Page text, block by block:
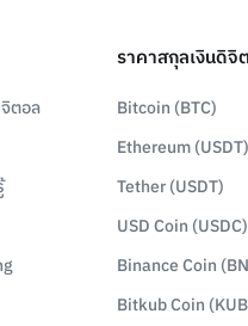
ตอล
ราคาสกุลเงินดิจิ
Bitcoin (BTC)
Ethereum (USDT)
Tether (USDT)
USD Coin (USDC)
Binance Coin
Bitkub Coin